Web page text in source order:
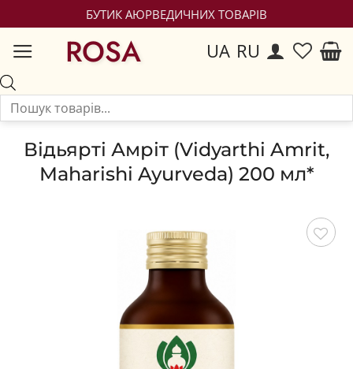
БУТИК АЮРВЕДИЧНИХ ТОВАРІВ
ROSA UA RU
Відьярті Амріт (Vidyarthi Amrit,
Maharishi Ayurveda) 200 мл*